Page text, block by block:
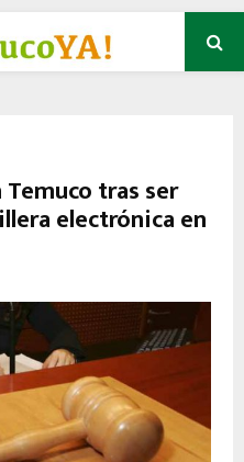
tras ser
electrónica en